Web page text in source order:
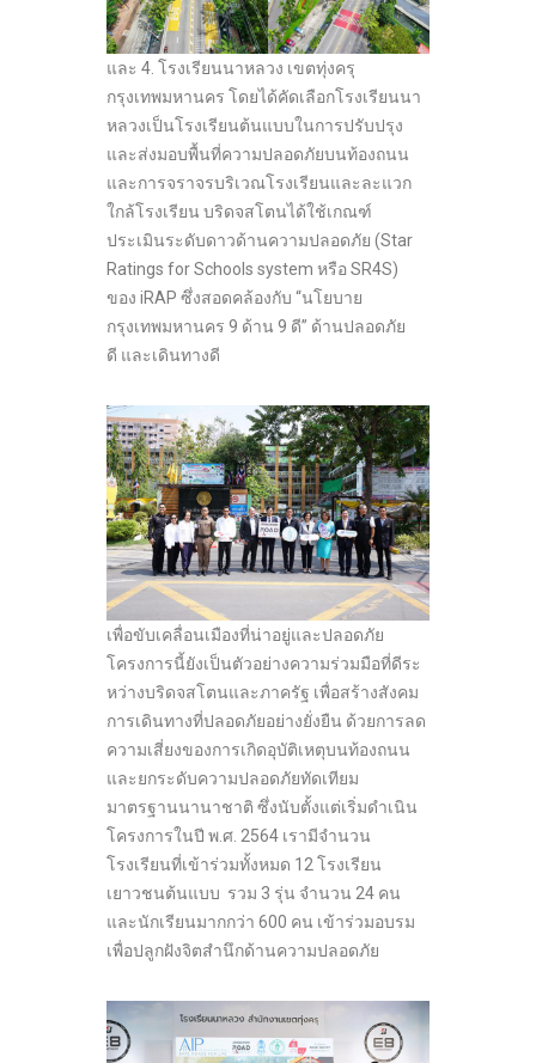
และ 4. โรงเรียนนาหลวง เขตทุ่งครุ
กรุงเทพมหานคร โดยได้คัดเลือกโรงเรียนนา
หลวงเป็นโรงเรียนต้นแบบในการปรับปรุง
และส่งมอบพื้นที่ความปลอดภัยบนท้องถนน
และการจราจรบริเวณโรงเรียนและละแวก
ใกล้โรงเรียน บริดจสโตนได้ใช้เกณฑ์
ประเมินระดับดาวด้านความปลอดภัย (Star
Ratings for Schools system หรือ SR4S)
ของ iRAP ซึ่งสอดคล้องกับ “นโยบาย
กรุงเทพมหานคร 9 ด้าน 9 ดี” ด้านปลอดภัย
ดี และเดินทางดี
เพื่อขับเคลื่อนเมืองที่น่าอยู่และปลอดภัย
โครงการนี้ยังเป็นตัวอย่างความร่วมมือที่ดีระ
หว่างบริดจสโตนและภาครัฐ เพื่อสร้างสังคม
การเดินทางที่ปลอดภัยอย่างยั่งยืน ด้วยการลด
ความเสี่ยงของการเกิดอุบัติเหตุบนท้องถนน
และยกระดับความปลอดภัยทัดเทียม
มาตรฐานนานาชาติ ซึ่งนับตั้งแต่เริ่มดำเนิน
โครงการในปี พ.ศ. 2564 เรามีจำนวน
โรงเรียนที่เข้าร่วมทั้งหมด 12 โรงเรียน
เยาวชนต้นแบบ รวม 3 รุ่น จำนวน 24 คน
และนักเรียนมากกว่า 600 คน เข้าร่วมอบรม
เพื่อปลูกฝังจิตสำนึกด้านความปลอดภัย